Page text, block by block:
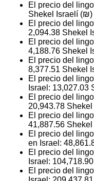
El precio del
Shekel Israelí (₪)
El precio del
2,094.38 Shekel
El precio del
4,188.76 Shekel
El precio del
8,377.51 Shekel
El precio del
Israel: 13,027.03
El precio del
20,943.78
El precio del
41,887.56
El precio del
en Israel:
El precio del
Israel: 104,718.90
El precio del